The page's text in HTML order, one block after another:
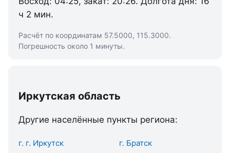
ч 2 мин.
Расчёт по координатам 57.5000, 115.3000.
Погрешность около 1 минуты.
Иркутская область
Другие населённые пункты региона:
г. г. Иркутск г. Братск